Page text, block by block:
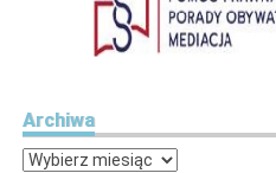
Archiwa
Archiwa